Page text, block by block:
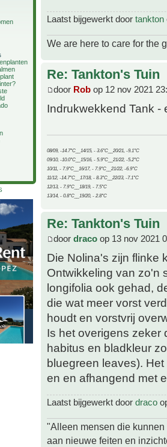
Laatst bijgewerkt door tankton
We are here to care for the
Re: Tankton's Tuin
door Rob op 12 nov 2021
Indrukwekkend Tank -
08/09, -14.7°C__14/15, - 3.6°C__20/21, -9.1°C
09/10, -10.0°C__15/16, - 5.9°C__21/22, -5.2°C
10/11, - 7.9°C__16/17, - 7.9°C__21/22, -6.9°C
11/12, -14.7°C__17/18, - 8.3°C__22/23, -7.1°C
12/13, - 7.9°C__18/19, - 7.5°C
13/14, - 0.8°C__19/20, - 2.8°C
Re: Tankton's Tuin
door draco op 13 nov 2021
Die Nolina's zijn flinke
Ontwikkeling van zo'n
longifolia ook gehad,
die wat meer vorst
houdt en vorstvrij
Is het overigens zeker
habitus en bladkleur
bluegreen leaves).
en en afhangend met
Laatst bijgewerkt door draco
"Alleen mensen die
aan nieuwe feiten en